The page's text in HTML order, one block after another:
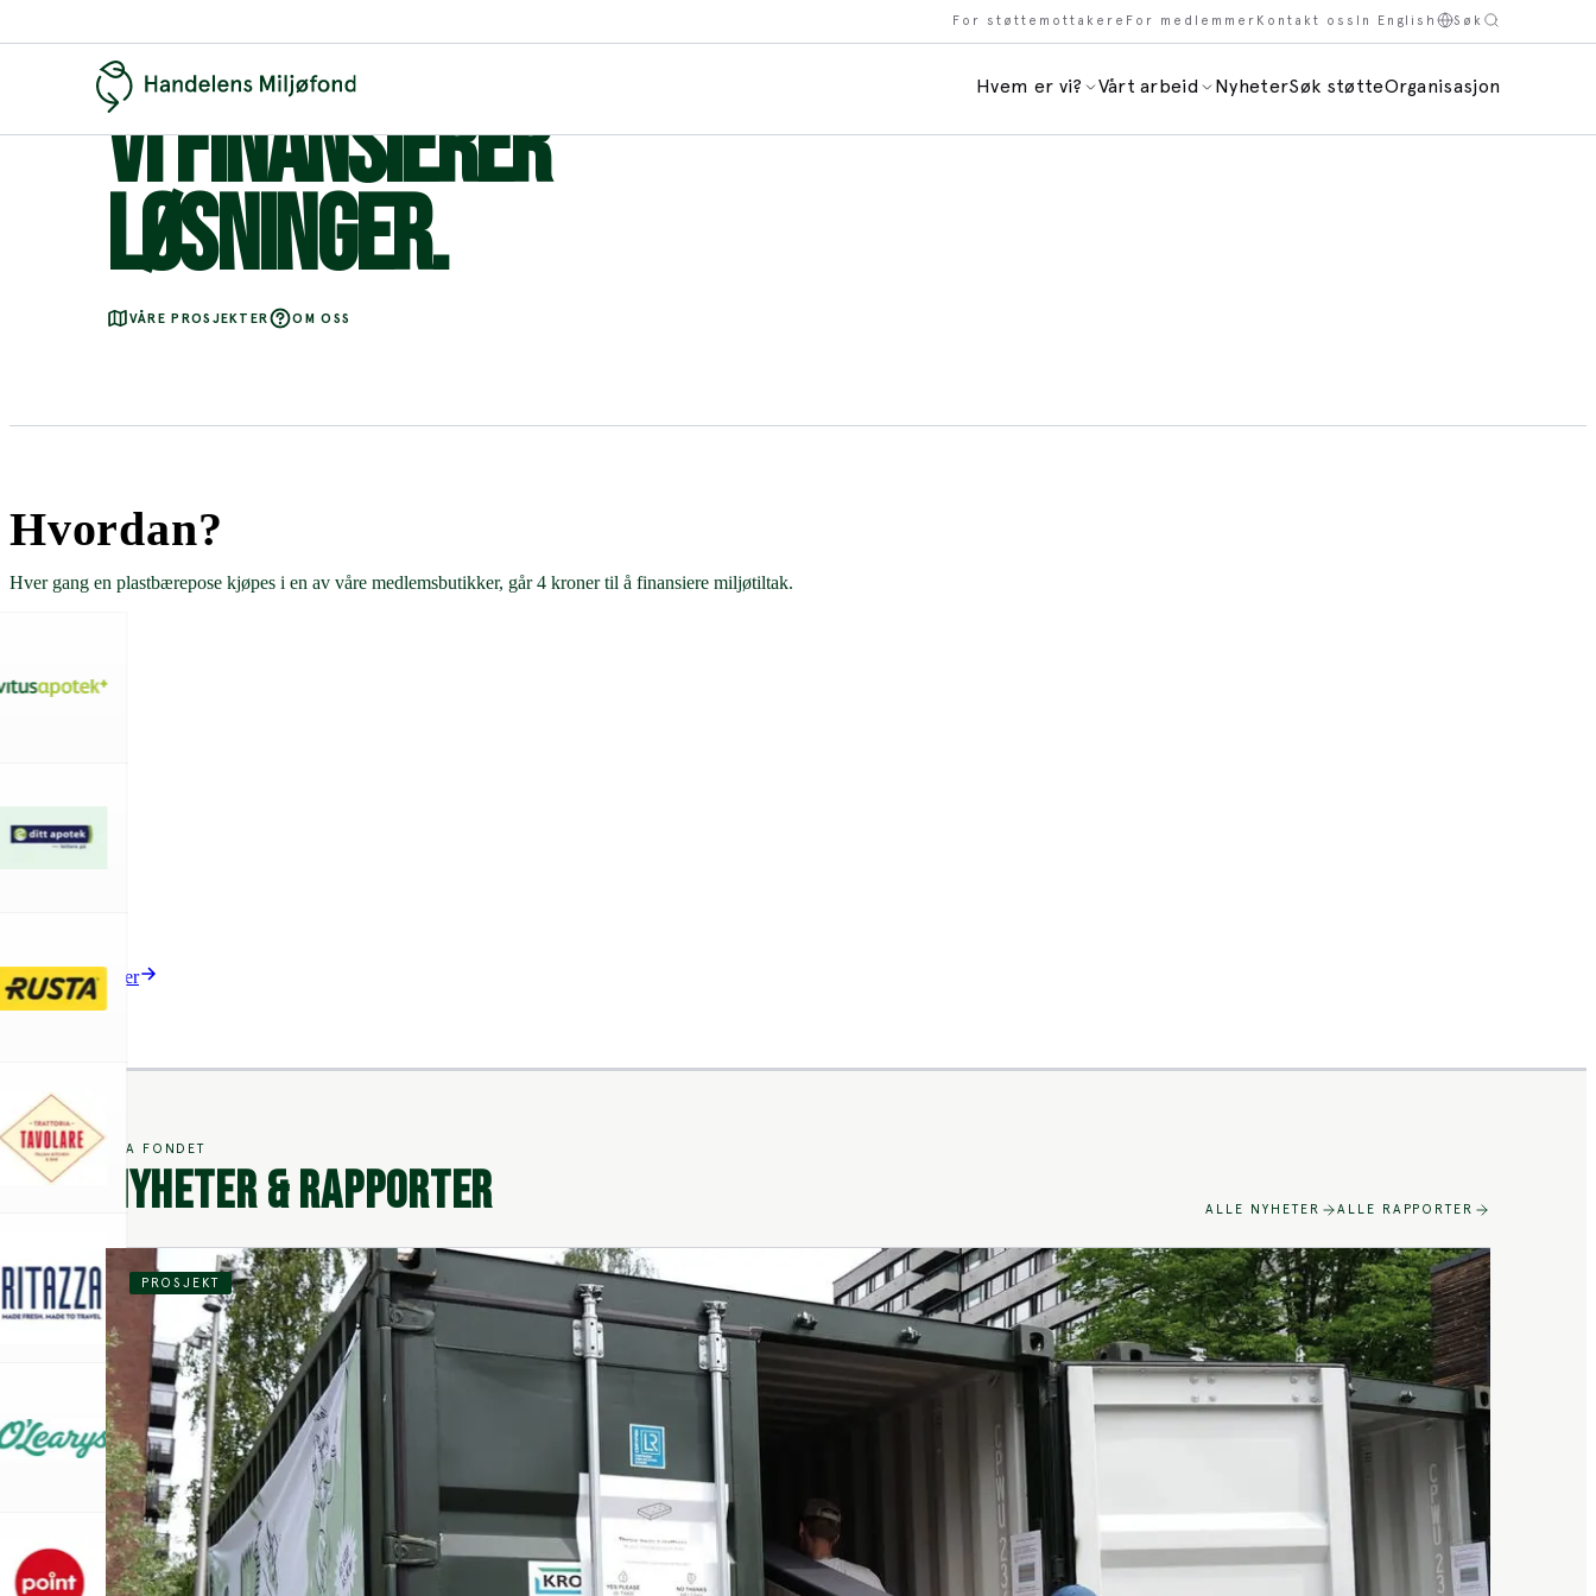
For støttemottakere For medlemmer Kontakt oss In English Søk
Hvem er vi? Vårt arbeid NyheterSøk støtteOrganisasjon
VI FINANSIERER
LØSNINGER.
VÅRE PROSJEKTER OM OSS
Hvordan?
Hver gang en plastbærepose kjøpes i en av våre medlemsbutikker, går 4 kroner til å finansiere miljøtiltak.
Våre medlemmer
FRA FONDET
NYHETER & RAPPORTER ALLE NYHETER ALLE RAPPORTER
PROSJEKT